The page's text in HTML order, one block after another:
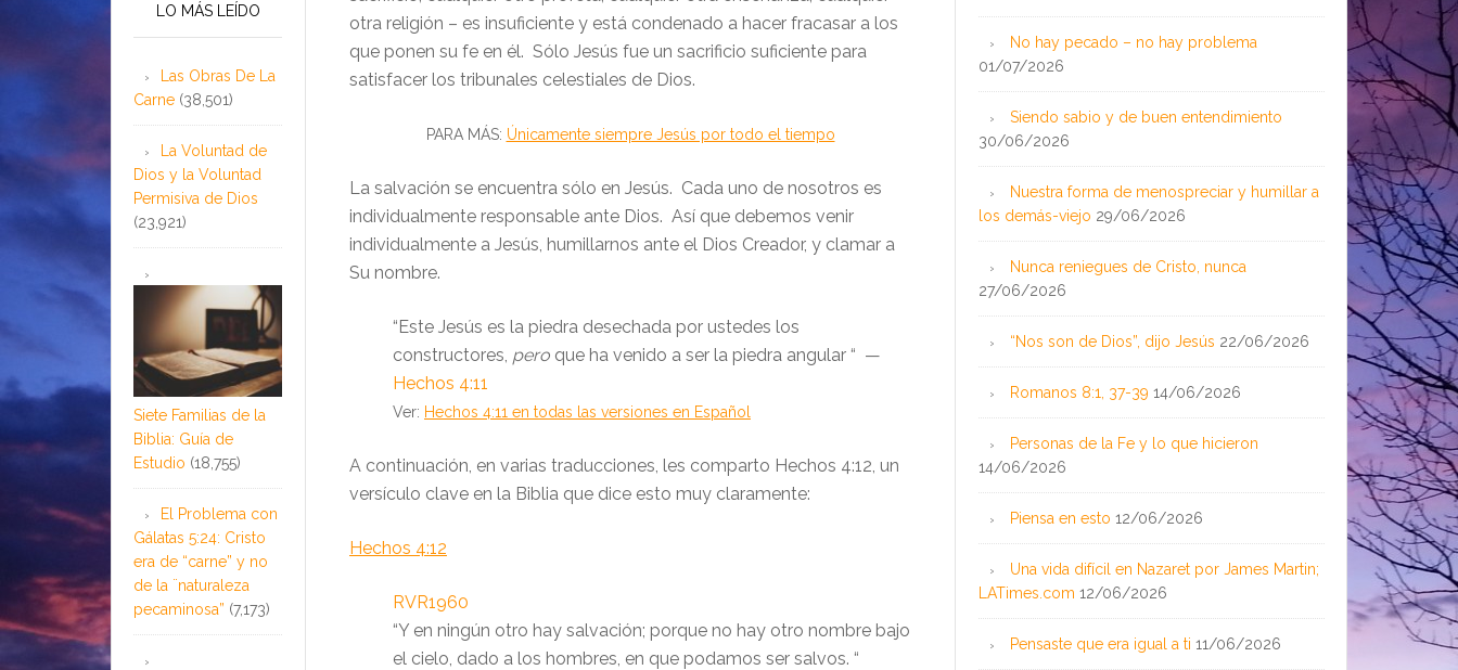
otra religión – es insuficiente y está condenado a hacer fracasar a los
que ponen su fe en él. Sólo Jesús fue un sacrificio suficiente para
satisfacer los tribunales celestiales de Dios.
PARA MÁS: Únicamente siempre Jesús por todo el tiempo
La salvación se encuentra sólo en Jesús. Cada uno de nosotros es
individualmente responsable ante Dios. Así que debemos venir
individualmente a Jesús, humillarnos ante el Dios Creador, y clamar a
Su nombre.
“Este Jesús es la piedra desechada por ustedes los
constructores pero que ha venido a ser la piedra angular “ —
Hechos 4:11
Ver: Hechos 4:11 en todas las versiones en Español
A continuación, en varias traducciones, les comparto Hechos 4:12, un
versículo clave en la Biblia que dice esto muy claramente:
Hechos 4:12
RVR1960
“Y en ningún otro hay salvación; porque no hay otro nombre bajo
el cielo, dado a los hombres, en que podamos ser salvos. “
No hay pecado – no hay problema
01/07/2026
Siendo sabio y de buen entendimiento
30/06/2026
Nuestra forma de menospreciar y humillar a
los demás-viejo 29/06/2026
Nunca reniegues de Cristo, nunca
27/06/2026
“Nos son de Dios”, dijo Jesús 22/06/2026
Romanos 8:1, 37-39 14/06/2026
Personas de la Fe y lo que hicieron
14/06/2026
Piensa en esto 12/06/2026
Una vida difícil en Nazaret por James Martin;
LATimes.com 12/06/2026
Pensaste que era igual a ti 11/06/2026
LO MÁS LEÍDO
Las Obras De La
Carne (38,501)
La Voluntad de
Dios y la Voluntad
Permisiva de Dios
(23,921)
Siete Familias de la
Biblia: Guía de
Estudio (18,755)
El Problema con
Gálatas 5:24: Cristo
era de “carne” y no
de la ¨naturaleza
pecaminosa” (7,173)